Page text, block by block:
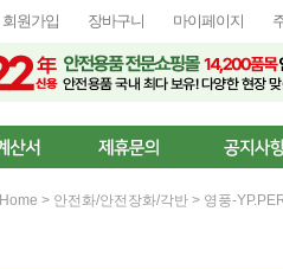
회원가입 장바구니 마이페이지
Home > 안전화/안전장화/각반 > 영풍-